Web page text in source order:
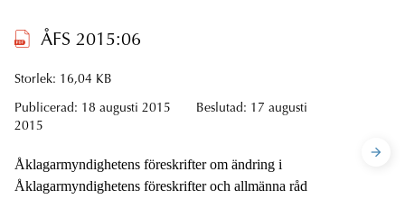
ÅFS 2015:06
Storlek: 16,04 KB
Publicerad: 18 augusti 2015 Beslutad: 17 augusti
2015
Åklagarmyndighetens föreskrifter om ändring i
Åklagarmyndighetens föreskrifter och allmänna råd